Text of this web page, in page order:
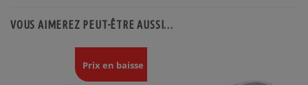
VOUS AIMEREZ PEUT-ÊTRE AUSSI…
Prix en baisse